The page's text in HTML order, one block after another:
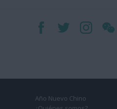
Año Nuevo Chino